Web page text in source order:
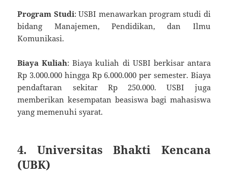
Program Studi: USBI menawarkan program studi di
bidang Manajemen, Pendidikan, dan Ilmu
Komunikasi.
Biaya Kuliah: Biaya kuliah di USBI berkisar antara
Rp 3.000.000 hingga Rp 6.000.000 per semester. Biaya
pendaftaran sekitar Rp 250.000. USBI juga
memberikan kesempatan beasiswa bagi mahasiswa
yang memenuhi syarat.
4. Universitas Bhakti Kencana
(UBK)